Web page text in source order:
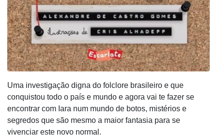
Uma investigação digna do folclore brasileiro e que
conquistou todo o país e mundo e agora vai te fazer se
encontrar com Iara num mundo de botos, mistérios e
segredos que são mesmo a maior fantasia para se
vivenciar este novo normal.